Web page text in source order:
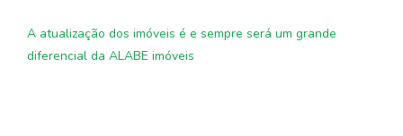
A atualização dos imóveis é e sempre será um grande
diferencial da ALABE imóveis